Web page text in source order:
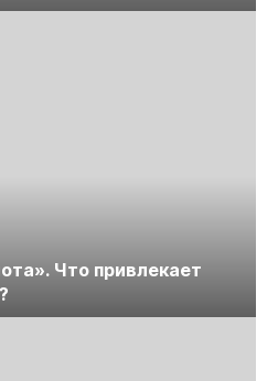
Что привлекает